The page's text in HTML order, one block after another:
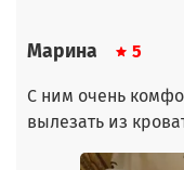
Марина 5
С ним очень
вылезать из